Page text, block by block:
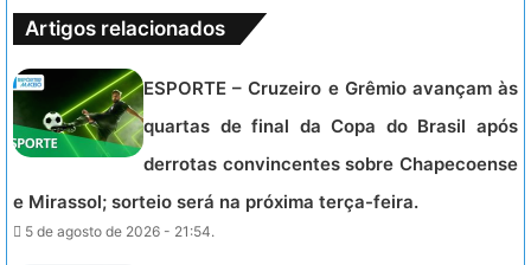
Artigos relacionados
ESPORTE – Cruzeiro e Grêmio avançam às
quartas de final da Copa do Brasil após
derrotas convincentes sobre Chapecoense
e Mirassol; sorteio será na próxima terça-feira.
5 de agosto de 2026 - 21:54.